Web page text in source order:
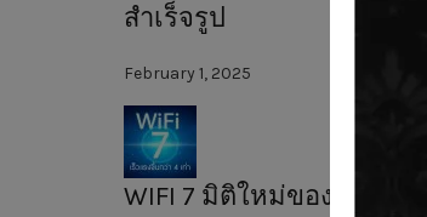
สำเร็จรูป
February 1, 2025
WIFI 7 มิติใหม่ของความเร็ว